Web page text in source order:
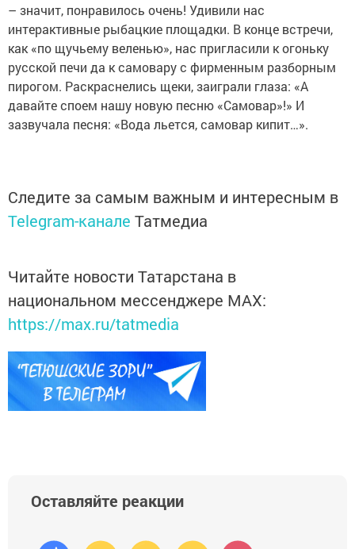
– значит, понравилось очень! Удивили нас
интерактивные рыбацкие площадки. В конце встречи,
как «по щучьему веленью», нас пригласили к огоньку
русской печи да к самовару с фирменным разборным
пирогом. Раскраснелись щеки, заиграли глаза: «А
давайте споем нашу новую песню «Самовар»!» И
зазвучала песня: «Вода льется, самовар кипит…».
Следите за самым важным и интересным в
Telegram-канале Татмедиа
Читайте новости Татарстана в
национальном мессенджере MАХ:
https://max.ru/tatmedia
Оставляйте реакции